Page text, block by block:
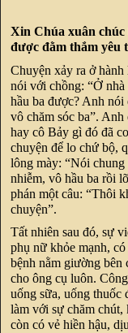
Xin Chúa xuân chúc
được đằm thắm yêu
Chuyện xảy ra ở
nói với chồng: “Ở
hầu ba được? Anh
vô chăm sóc ba”.
hay cô Bảy gì đó đã
chuyện để lo chứ bộ,
lông mày: “Nói chung
nhiễm, vô hầu ba rồi
phán một câu: “Thôi
chuyện”.
Tất nhiên sau đó, sự
phụ nữ khỏe mạnh,
bệnh nằm giường bên
cho ông cụ luôn.
uống sữa, uống thuốc
làm với sự chăm chút,
còn có vẻ hiền hậu,